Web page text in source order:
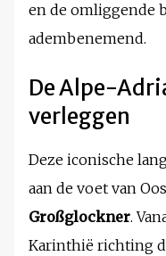
en de omliggende
adembenemend.
De Alpe-
verleggen
Deze iconische
aan de voet van
Großglockner.
Karinthië richting